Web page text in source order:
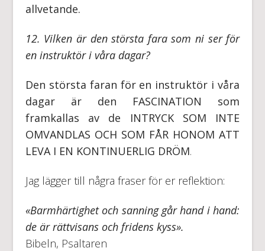
allvetande.
12. Vilken är den största fara som ni ser för
en instruktör i våra dagar?
Den största faran för en instruktör i våra
dagar är den FASCINATION som
framkallas av de INTRYCK SOM INTE
OMVANDLAS OCH SOM FÅR HONOM ATT
LEVA I EN KONTINUERLIG DRÖM.
Jag lägger till några fraser för er reflektion:
«Barmhärtighet och sanning går hand i hand:
de är rättvisans och fridens kyss».
Bibeln, Psaltaren